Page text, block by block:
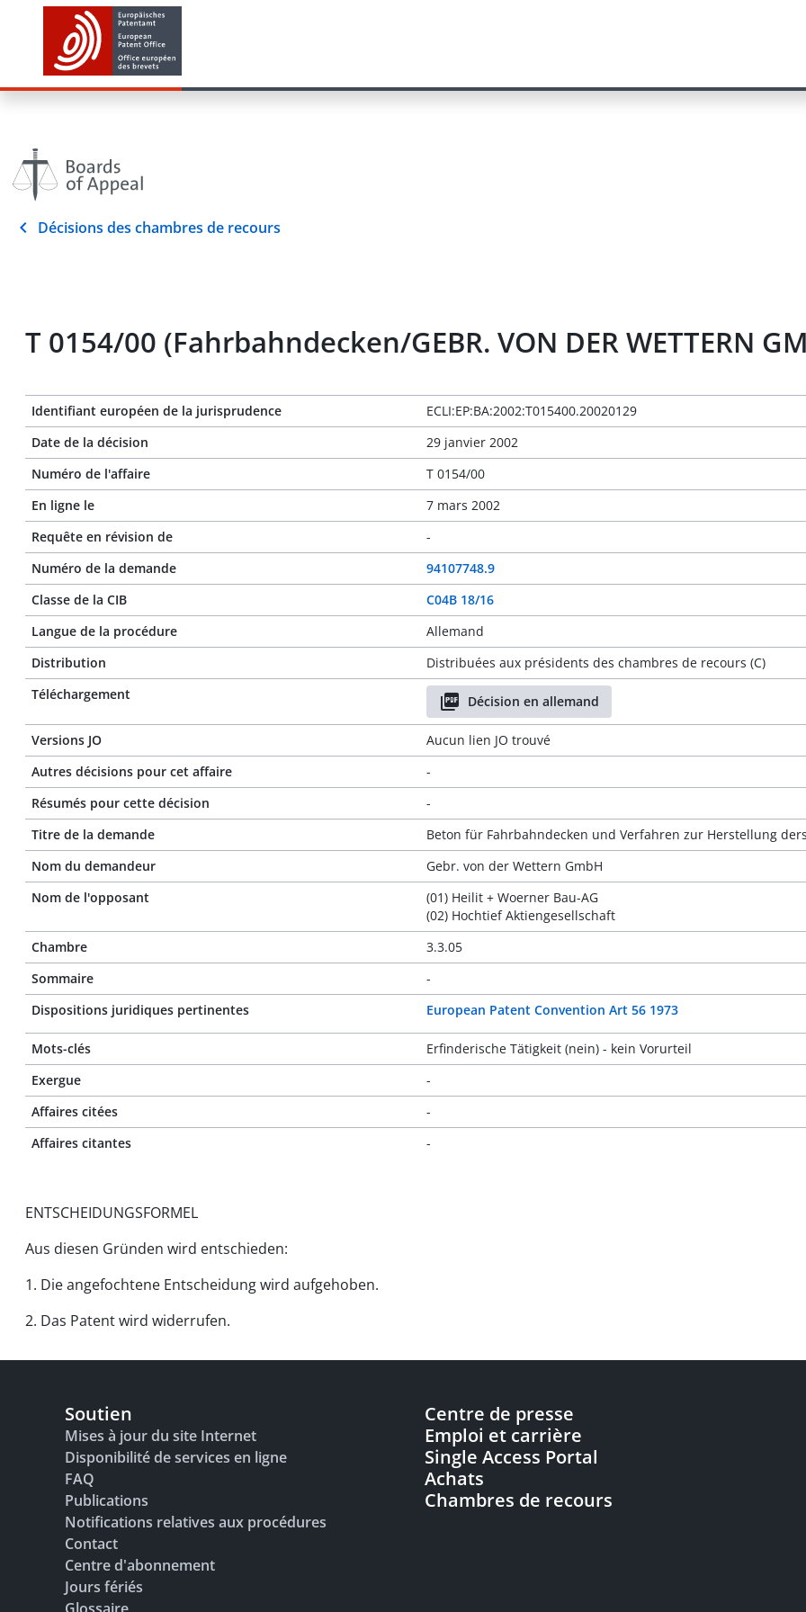
Décisions des chambres de recours
T 0154/00 (Fahrbahndecken/GEBR. VON DER WETTERN
Identifiant européen de la jurisprudence
ECLI:EP:BA:2002:T015400.20020129
Date de la décision
29 janvier 2002
Numéro de l'affaire
T 0154/00
En ligne le
7 mars 2002
Requête en révision de
-
Numéro de la demande
94107748.9
Classe de la CIB
C04B 18/16
Langue de la procédure
Allemand
Distribution
Distribuées aux présidents des chambres de recours (C)
Téléchargement
Décision en allemand
Versions JO
Aucun lien JO trouvé
Autres décisions pour cet affaire
-
Résumés pour cette décision
-
Titre de la demande
Beton für Fahrbahndecken und Verfahren zur Herstellung
Nom du demandeur
Gebr. von der Wettern GmbH
Nom de l'opposant
(01) Heilit + Woerner Bau-AG
(02) Hochtief Aktiengesellschaft
Chambre
3.3.05
Sommaire
-
Dispositions juridiques pertinentes
European Patent Convention Art 56 1973
Mots-clés
Erfinderische Tätigkeit (nein) - kein Vorurteil
Exergue
-
Affaires citées
-
Affaires citantes
-
ENTSCHEIDUNGSFORMEL
Aus diesen Gründen wird entschieden:
1. Die angefochtene Entscheidung wird aufgehoben.
2. Das Patent wird widerrufen.
Soutien
Mises à jour du site Internet
Disponibilité de services en ligne
FAQ
Publications
Notifications relatives aux procédures
Contact
Centre d'abonnement
Jours fériés
Centre de presse
Emploi et carrière
Single Access Portal
Achats
Chambres de recours